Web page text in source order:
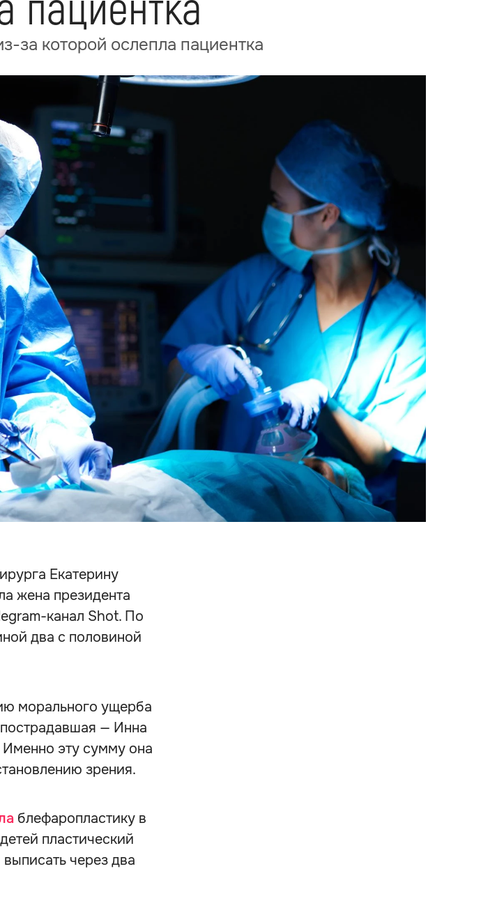
за которой ослепла пациентка
Екатерину
жена президента
канал Shot. По
два с половиной
морального ущерба
— Инна
эту сумму она
зрения.
блефаропластику в
пластический
через два